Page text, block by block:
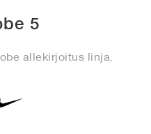
5
allekirjoitus linja.